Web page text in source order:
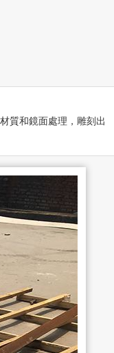
質和鏡面處理，雕刻出